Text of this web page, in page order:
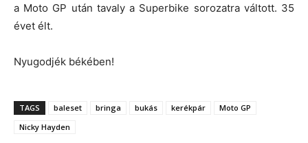
a Moto GP után tavaly a Superbike sorozatra váltott. 35
évet élt.
Nyugodjék békében!
TAGS baleset bringa bukás kerékpár
Moto GP
Nicky Hayden